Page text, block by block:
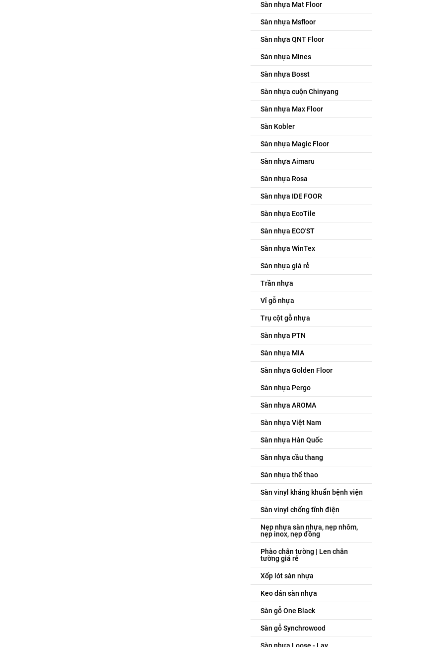
Sàn nhựa Mat Floor
Sàn nhựa Msfloor
Sàn nhựa QNT Floor
Sàn nhựa Mines
Sàn nhựa Bosst
Sàn nhựa cuộn Chinyang
Sàn nhựa Max Floor
Sàn Kobler
Sàn nhựa Magic Floor
Sàn nhựa Aimaru
Sàn nhựa Rosa
Sàn nhựa IDE FOOR
Sàn nhựa EcoTile
Sàn nhựa ECO'ST
Sàn nhựa WinTex
Sàn nhựa giá rẻ
Trần nhựa
Vỉ gỗ nhựa
Trụ cột gỗ nhựa
Sàn nhựa PTN
Sàn nhựa MIA
Sàn nhựa Golden Floor
Sàn nhựa Pergo
Sàn nhựa AROMA
Sàn nhựa Việt Nam
Sàn nhựa Hàn Quốc
Sàn nhựa cầu thang
Sàn nhựa thể thao
Sàn vinyl kháng khuẩn bệnh viện
Sàn vinyl chống tĩnh điện
Nẹp nhựa sàn nhựa, nẹp nhôm,
nẹp inox, nẹp đồng
Phào chân tường | Len chân
tường giá rẻ
Xốp lót sàn nhựa
Keo dán sàn nhựa
Sàn gỗ One Black
Sàn gỗ Synchrowood